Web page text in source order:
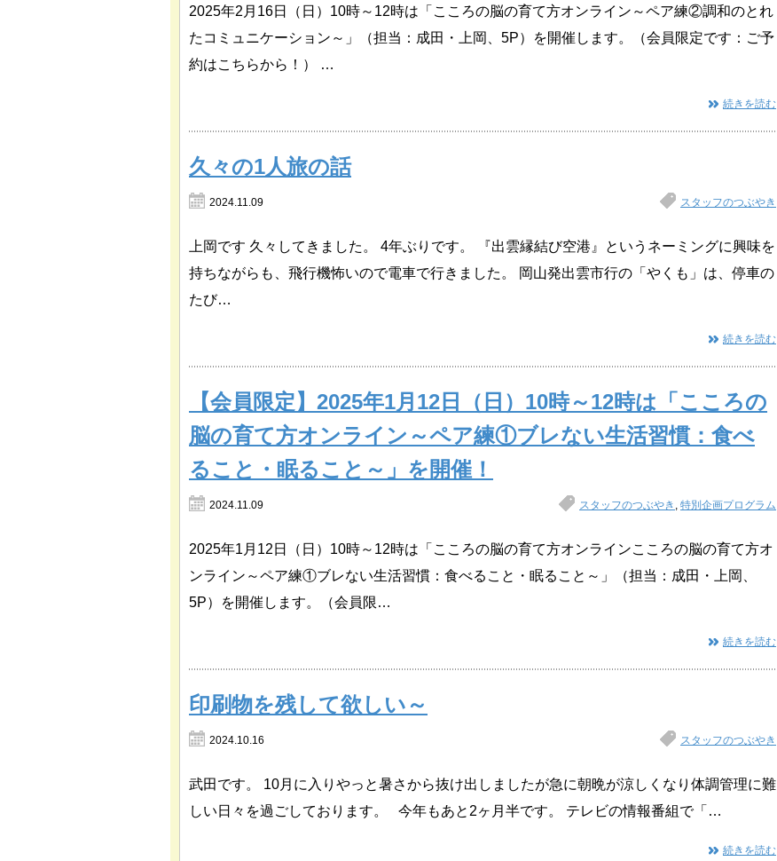
2025年2月16日（日）10時～12時は「こころの脳の育て方オンライン～ペア練②調和のとれ
たコミュニケーション～」（担当：成田・上岡、5P）を開催します。（会員限定です：ご予
約はこちらから！） …
続きを読む
久々の1人旅の話
2024.11.09 スタッフのつぶやき
上岡です 久々してきました。 4年ぶりです。 『出雲縁結び空港』というネーミングに興味を
持ちながらも、飛行機怖いので電車で行きました。 岡山発出雲市行の「やくも」は、停車の
たび…
続きを読む
【会員限定】2025年1月12日（日）10時～12時は「こころの
脳の育て方オンライン～ペア練①ブレない生活習慣：食べ
ること・眠ること～」を開催！
2024.11.09 スタッフのつぶやき , 特別企画プログラム
2025年1月12日（日）10時～12時は「こころの脳の育て方オンラインこころの脳の育て方オ
ンライン～ペア練①ブレない生活習慣：食べること・眠ること～」（担当：成田・上岡、
5P）を開催します。（会員限…
続きを読む
印刷物を残して欲しい～
2024.10.16 スタッフのつぶやき
武田です。 10月に入りやっと暑さから抜け出しましたが急に朝晩が涼しくなり体調管理に難
しい日々を過ごしております。 今年もあと2ヶ月半です。 テレビの情報番組で「…
続きを読む